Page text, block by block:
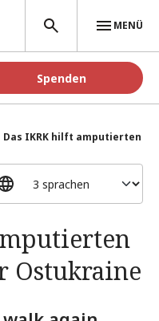
MENÜ
Spenden
Das IKRK hilft amputierten
Ostukraine